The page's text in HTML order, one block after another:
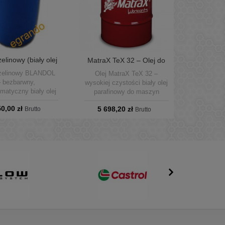
(biały olej
BLANDOL
bezbarwny,
biały olej
wody, neutralny
zł Brutto
MatraX TeX 32 – Olej do
Olej MatraX TeX 32 –
wysokiej czystości biały olej
parafinowy do maszyn
Nietoksyczny, bezwonny, nie
przemyśle gumowym,
tworzyw sztucznych,
5 698,20 zł Brutto